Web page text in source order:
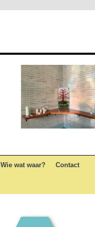
Wie wat waar? Contact